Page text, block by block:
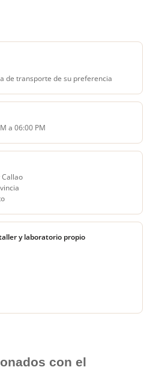
de transporte de su preferencia
a 06:00 PM
y laboratorio propio
con el